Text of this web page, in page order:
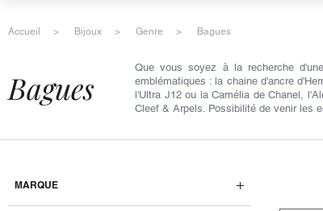
Accueil Bijoux Genre Bagues
bagues
Que vous soyez à la recherche
emblématiques : la chaine d'ancre
l'Ultra J12 ou la Camélia de Chanel,
Cleef & Arpels. Possibilité de venir les
MARQUE